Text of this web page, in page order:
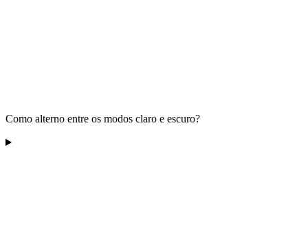
Como alterno entre os modos claro e escuro?